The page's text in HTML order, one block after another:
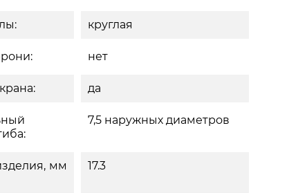
круглая
нет
да
7,5 наружных диаметров
мм
17.3